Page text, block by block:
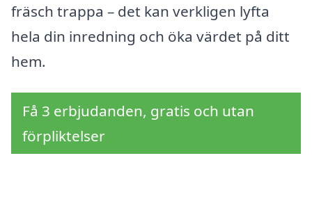
fräsch trappa – det kan verkligen lyfta
hela din inredning och öka värdet på ditt
hem.
Få 3 erbjudanden, gratis och utan
förpliktelser